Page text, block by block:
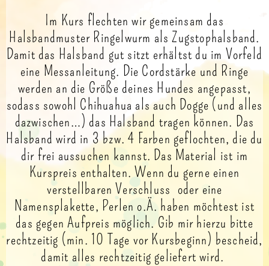
Im Kurs flechten wir gemeinsam das
Halsbandmuster Ringelwurm als Zugstophalsband.
Damit das Halsband gut sitzt erhältst du im Vorfeld
eine Messanleitung. Die Cordstärke und Ringe
werden an die Größe deines Hundes angepasst,
sodass sowohl Chihuahua als auch Dogge (und alles
dazwischen…) das Halsband tragen können. Das
Halsband wird in 3 bzw. 4 Farben geflochten, die du
dir frei aussuchen kannst. Das Material ist im
Kurspreis enthalten. Wenn du gerne einen
verstellbaren Verschluss oder eine
Namensplakette, Perlen o.Ä. haben möchtest ist
das gegen Aufpreis möglich. Gib mir hierzu bitte
rechtzeitig (min. 10 Tage vor Kursbeginn) bescheid,
damit alles rechtzeitig geliefert wird.